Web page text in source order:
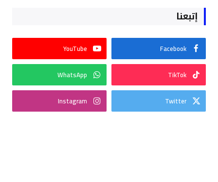
إتبعنا
Facebook
YouTube
TikTok
WhatsApp
Twitter
Instagram